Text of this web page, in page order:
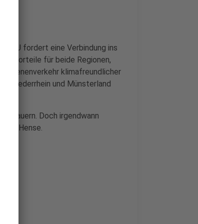
CDU fordert eine Verbindung ins
Vorteile für beide Regionen,
klimafreundlicher
Niederrhein und Münsterland
dauern. Doch irgendwann
Hense.